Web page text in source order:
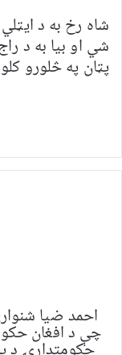
شاه رخ به د
شي او بیا به د
پټان په څلورو
احمد ضیا
چې د افغان